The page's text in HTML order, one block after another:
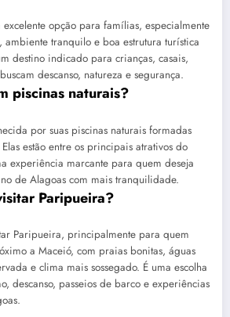
opção para famílias, especialmente
ambiente tranquilo e boa estrutura turística
destino indicado para crianças, casais,
descanso, natureza e segurança.
piscinas naturais?
por suas piscinas naturais formadas
estão entre os principais atrativos do
experiência marcante para quem deseja
de Alagoas com mais tranquilidade.
Paripueira?
Paripueira, principalmente para quem
a Maceió, com praias bonitas, águas
e clima mais sossegado. É uma escolha
descanso, passeios de barco e experiências